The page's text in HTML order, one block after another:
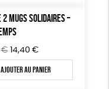
2 MUGS SOLIDAIRES –
€ Le
prix
initial
14,40 €Le
prix
actuel
Ajouter au panier